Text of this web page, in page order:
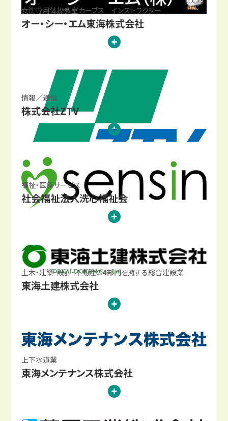
女性専用体操教室カーブス インストラクター
オー・シー・エム東海株式会社
情報／通信
株式会社ZTV
福祉・医療サービス
社会福祉法人洗心福祉会
土木・建築・設計・不動産の4部門を擁する総合建設業
東海土建株式会社
上下水道業
東海メンテナンス株式会社